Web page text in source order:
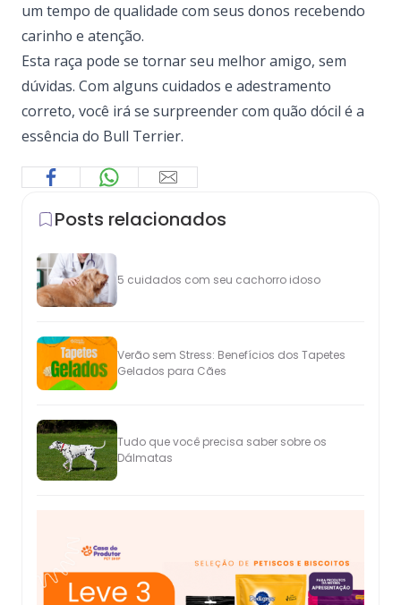
um tempo de qualidade com seus donos recebendo
carinho e atenção.
Esta raça pode se tornar seu melhor amigo, sem
dúvidas. Com alguns cuidados e adestramento
correto, você irá se surpreender com quão dócil é a
essência do Bull Terrier.
Posts relacionados
5 cuidados com seu cachorro idoso
Verão sem Stress: Benefícios dos Tapetes
Gelados para Cães
Tudo que você precisa saber sobre os
Dálmatas